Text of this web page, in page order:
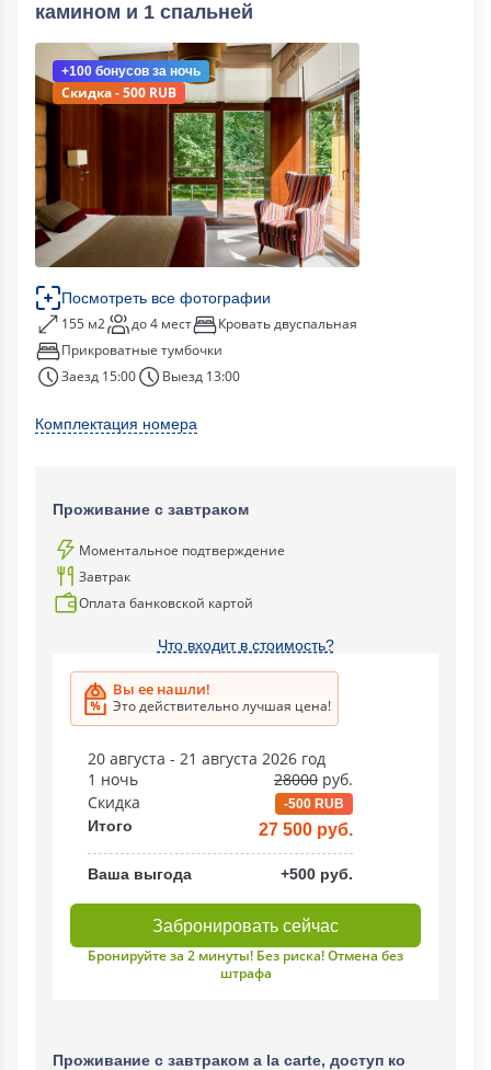
камином и 1 спальней
+100 бонусов за ночь
Скидка - 500 RUB
Посмотреть все фотографии
155 м2 до 4 мест
Кровать двуспальная
Прикроватные тумбочки
Заезд 15:00
Выезд 13:00
Комплектация номера
Проживание с завтраком
Моментальное подтверждение
Завтрак
Оплата банковской картой
Что входит в стоимость?
Вы ее нашли!
Это действительно лучшая цена!
20 августа - 21 августа 2026 год
1 ночь
28000 руб.
Скидка
-500 RUB
Итого 27 500 руб.
Ваша выгода +500 руб.
Забронировать сейчас
Бронируйте за 2 минуты! Без риска! Отмена без
штрафа
Проживание с завтраком a la carte, доступ ко